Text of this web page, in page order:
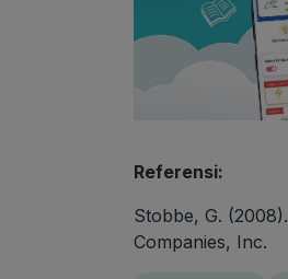
Referensi:
Stobbe, G. (2008).
Companies, Inc.